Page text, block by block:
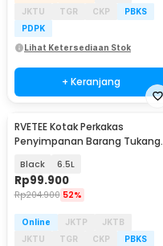
JKTU
TGR CKP
PBKS
PDPK
Lihat Ketersediaan Stok
+ Keranjang
RVETEE Kotak Perkakas
Penyimpanan Barang Tukang
Black 6.5L
Rp99.900
Rp204.900 52%
Online JKTP
JKTB
JKTU
TGR CKP
PBKS